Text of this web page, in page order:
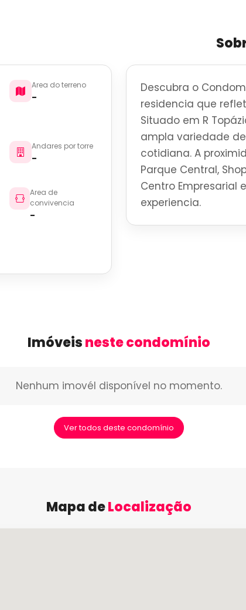
Area do terreno
-
Andares por torre
-
Area de
convivencia
-
Descubra o
residencia que
Situado em R
ampla variedade
cotidiana. A
Parque Central,
Centro Empresarial
experiencia.
Imóveisneste condomínio
Nenhum imovél disponível no momento.
Ver todos deste condomínio
Mapa deLocalização